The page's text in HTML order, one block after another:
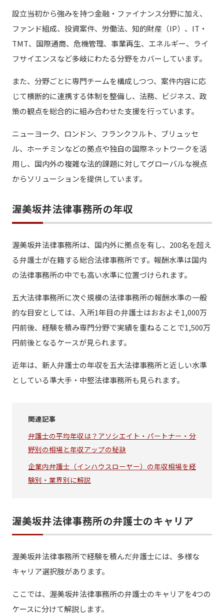
設立当初から強みを持つ金融・ファイナンス分野に加え、
ファンド組成、投資案件、労働法、知的財産（IP）、IT・
TMT、国際通商、危機管理、事業再生、エネルギー、ライ
フサイエンスなど多岐にわたる分野をカバーしています。
また、分野ごとに専門チームを構成しつつ、案件内容に応
じて横断的に連携する体制を整備し、法務、ビジネス、政
策の観点を総合的に組み合わせた支援を行っています。
ニューヨーク、ロンドン、フランクフルト、ブリュッセ
ル、ホーチミンなどの拠点や独自の国際ネットワークを活
用し、国内外の複雑な法的課題に対してグローバルな視点
からソリューションを提供しています。
渥美坂井法律事務所の年収
渥美坂井法律事務所は、国内外に拠点を有し、200名を超え
る弁護士が在籍する総合法律事務所です。報酬水準は国内
の法律事務所の中でも高い水準に位置づけられます。
五大法律事務所に次ぐ規模の法律事務所の報酬水準の一般
的な目安としては、入所1年目の弁護士はおおよそ1,000万
円前後、経験を積み専門分野で実績を重ねることで1,500万
円前後となるケースが見られます。
近年は、新人弁護士の年収を五大法律事務所と近しい水準
としている準大手・中堅法律事務所も見られます。
関連記事
弁護士の平均年収は？アソシエイト・パートナー・分
野別の相場と年収アップの秘訣
企業内弁護士（インハウスローヤー）の年収相場を経
験別・業界別に解説
渥美坂井法律事務所の弁護士のキャリア
渥美坂井法律事務所で経験を積んだ弁護士には、多様な
キャリア選択肢があります。
ここでは、渥美坂井法律事務所の弁護士のキャリアを4つの
ケースに分けて解説します。